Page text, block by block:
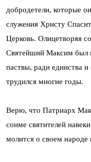
добродетели, которые
служения Христу
Церковь. Олицетворяя
Святейший Максим был
паствы, ради единства
трудился многие годы.
Верю, что Патриарх
сонме святителей
молится о своем народе